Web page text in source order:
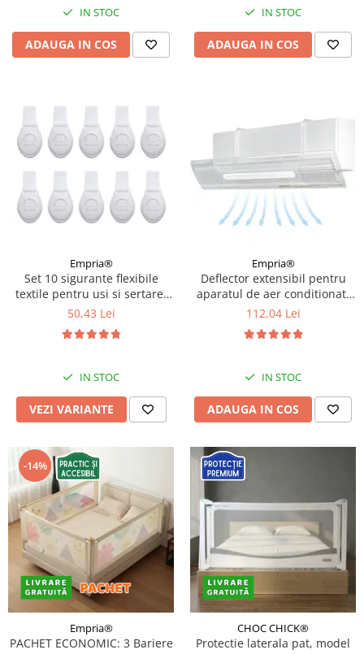
IN STOC
ADAUGA IN COS
IN STOC
ADAUGA IN COS
Empria®
Set 10 sigurante flexibile
textile pentru usi si sertare,
Empria, 20 cm, Diverse culori
50,43 Lei
IN STOC
VEZI VARIANTE
Empria®
Deflector extensibil pentru
aparatul de aer conditionat,
Empria, Transparent
112,04 Lei
IN STOC
ADAUGA IN COS
-14%
Empria®
PACHET ECONOMIC: 3 Bariere
CHOC CHICK®
Protectie laterala pat, model